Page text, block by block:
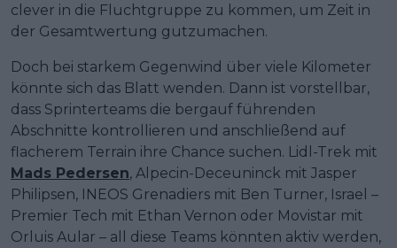
clever in die Fluchtgruppe zu kommen, um Zeit in
der Gesamtwertung gutzumachen.
Doch bei starkem Gegenwind über viele Kilometer
könnte sich das Blatt wenden. Dann ist vorstellbar,
dass Sprinterteams die bergauf führenden
Abschnitte kontrollieren und anschließend auf
flacherem Terrain ihre Chance suchen. Lidl-Trek mit
Mads Pedersen, Alpecin-Deceuninck mit Jasper
Philipsen, INEOS Grenadiers mit Ben Turner, Israel –
Premier Tech mit Ethan Vernon oder Movistar mit
Orluis Aular – all diese Teams könnten aktiv werden,